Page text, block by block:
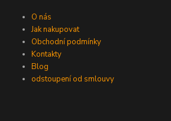
O nás
Jak nakupovat
Obchodní podmínky
Kontakty
Blog
odstoupení od smlouvy